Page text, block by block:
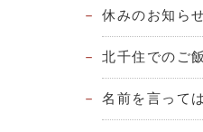
休みのお知ら
北千住でのご飯
名前を言って